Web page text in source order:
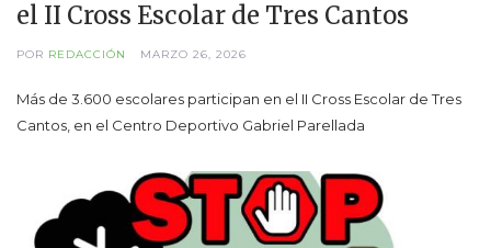
el II Cross Escolar de Tres Cantos
POR REDACCIÓN MARZO 26, 2026
Más de 3.600 escolares participan en el II Cross Escolar de Tres
Cantos, en el Centro Deportivo Gabriel Parellada